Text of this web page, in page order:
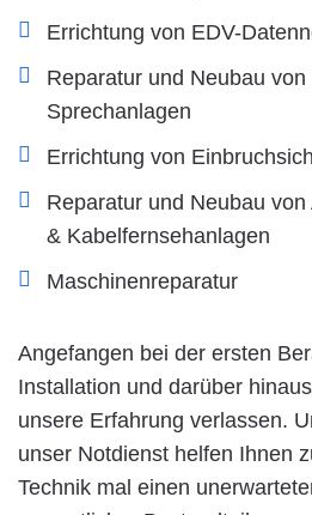
Errichtung von EDV-
Reparatur und Neubau von
Sprechanlagen
Errichtung von
Reparatur und Neubau
& Kabelfernsehanlagen
Maschinenreparatur
Angefangen bei der ersten
Installation und darüber
unsere Erfahrung verlassen.
unser Notdienst helfen Ihnen
Technik mal einen